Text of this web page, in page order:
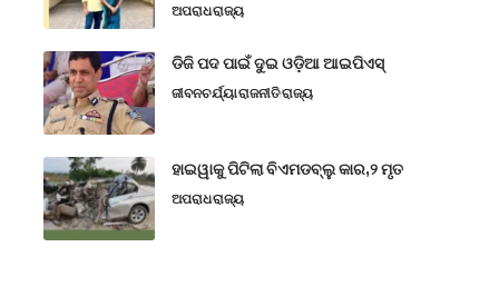
ଅପରାଧରାଜ୍ୟ
ଡିଜି ପଦ ପାଇଁ ଦୁଇ ଓଡ଼ିଆ ଆଇପିଏସ୍
ଜୀବନଚର୍ଯ୍ୟାରାଜନୀତିରାଜ୍ୟ
ହାଇୱାକୁ ପିଟିଲା ବିଏମଡବ୍ଲୁ କାର,୨ ମୃତ
ଅପରାଧରାଜ୍ୟ